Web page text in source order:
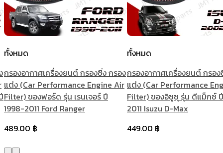
ทั้งหมด
กรองอากาศเครื่องยนต์ กรองซิ่ง กรอง
แต่ง (Car Performance Engine Air
Filter) ของฟอร์ด รุ่น เรนเจอร์ ปี
1998-2011 Ford Ranger
489.00 ฿
ทั้งหมด
กรองอากาศเครื่องยนต์ กรอ
แต่ง (Car Performance
Filter) ของอิซูซุ รุ่น ดีแม็กซ์
2011 Isuzu D-Max
449.00 ฿